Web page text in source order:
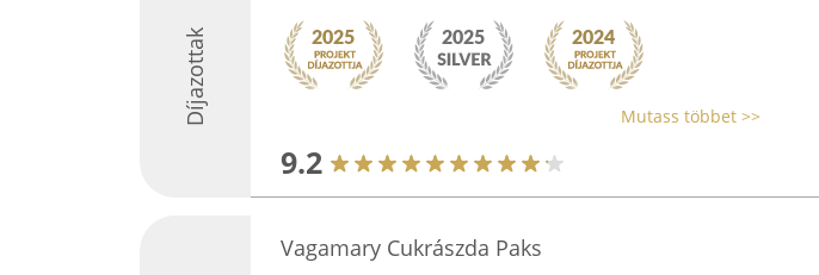
Díjazottak Mutass többet >>
9.2
Vagamary Cukrászda Paks